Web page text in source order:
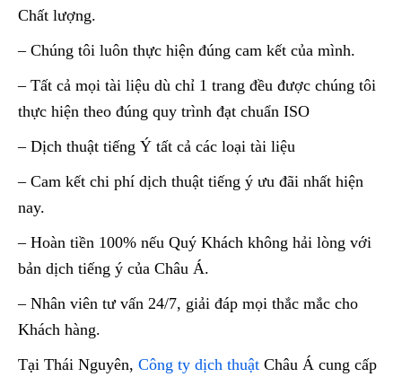
Chất lượng.
– Chúng tôi luôn thực hiện đúng cam kết của mình.
– Tất cả mọi tài liệu dù chỉ 1 trang đều được chúng tôi
thực hiện theo đúng quy trình đạt chuẩn ISO
– Dịch thuật tiếng Ý tất cả các loại tài liệu
– Cam kết chi phí dịch thuật tiếng ý ưu đãi nhất hiện
nay.
– Hoàn tiền 100% nếu Quý Khách không hải lòng với
bản dịch tiếng ý của Châu Á.
– Nhân viên tư vấn 24/7, giải đáp mọi thắc mắc cho
Khách hàng.
Tại Thái Nguyên, Công ty dịch thuật Châu Á cung cấp